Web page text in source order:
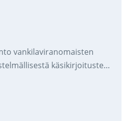
vankilaviranomaisten
käsikirjoitusten